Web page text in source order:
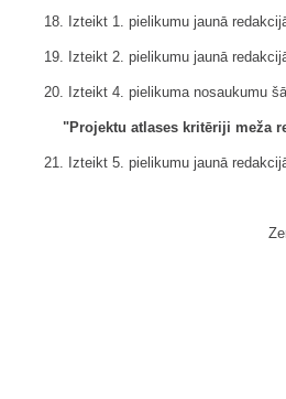
18. Izteikt 1. pielikumu jaunā
19. Izteikt 2. pielikumu jaunā
20. Izteikt 4. pielikuma nosaukumu
"Projektu atlases kritēriji meža
21. Izteikt 5. pielikumu jaunā